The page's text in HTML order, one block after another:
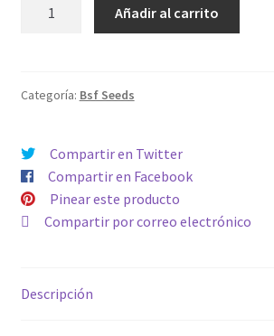
cantidad
Añadir al carrito
Categoría: Bsf Seeds
Compartir en Twitter
Compartir en Facebook
Pinear este producto
Compartir por correo electrónico
Descripción